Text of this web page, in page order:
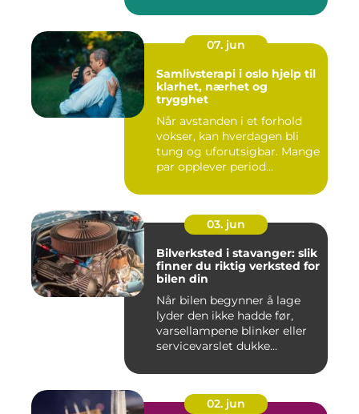
07. jun
Samlivsterapi i oslo hjelp til
klarhet, nærhet og
trygghet
Når avstanden i et forhold
vokser, kan hverdagen bli
tung og uforutsigbar. Mange
par opplever period...
03. jun
Bilverksted i stavanger: slik
finner du riktig verksted for
bilen din
Når bilen begynner å lage
lyder den ikke hadde før,
varsellampene blinker eller
servicevarslet dukke...
02. jun